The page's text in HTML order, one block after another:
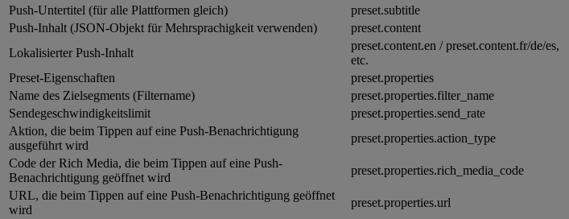
Push-Untertitel (für alle Plattformen gleich)
preset.subtitle
Push-Inhalt (JSON-Objekt für Mehrsprachigkeit verwenden)
preset.content
Lokalisierter Push-Inhalt
preset.content.en / preset.content.fr/de/es,
etc.
Preset-Eigenschaften
preset.properties
Name des Zielsegments (Filtername)
preset.properties.filter_name
Sendegeschwindigkeitslimit
preset.properties.send_rate
Aktion, die beim Tippen auf eine Push-Benachrichtigung
ausgeführt wird
preset.properties.action_type
Code der Rich Media, die beim Tippen auf eine Push-
Benachrichtigung geöffnet wird
preset.properties.rich_media_code
URL, die beim Tippen auf eine Push-Benachrichtigung geöffnet
wird
preset.properties.url